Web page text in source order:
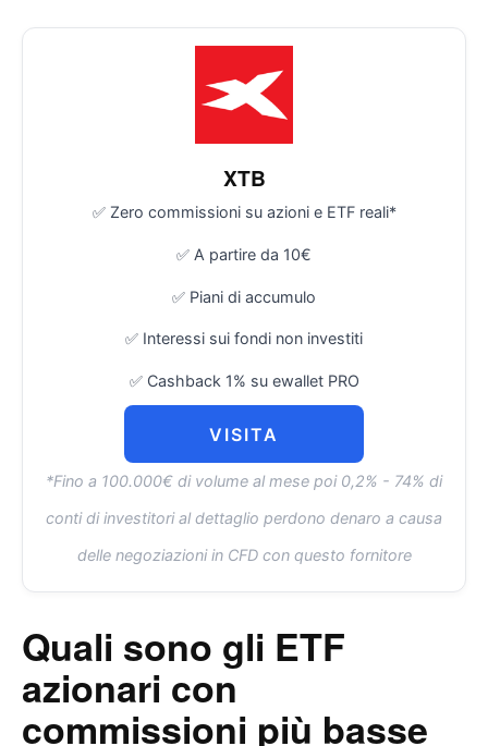
XTB
✅ Zero commissioni su azioni e ETF reali*
✅ A partire da 10€
✅ Piani di accumulo
✅ Interessi sui fondi non investiti
✅ Cashback 1% su ewallet PRO
VISITA
*Fino a 100.000€ di volume al mese poi 0,2% - 74% di
conti di investitori al dettaglio perdono denaro a causa
delle negoziazioni in CFD con questo fornitore
Quali sono gli ETF
azionari con
commissioni più basse